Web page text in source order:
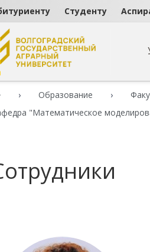
Студенту
Образование
"Математическое